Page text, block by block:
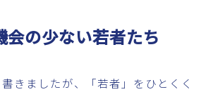
会の少ない若者たち
きましたが、「若者」をひとくく